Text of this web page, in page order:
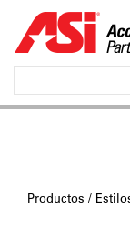
Productos /